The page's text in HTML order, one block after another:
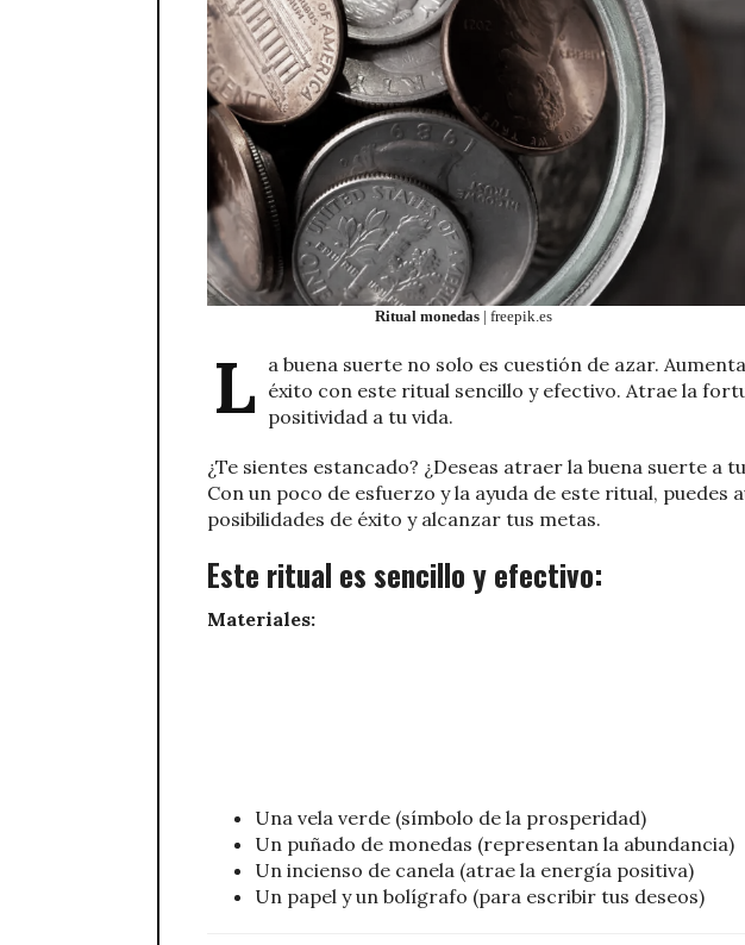
Ritual monedas | freepik.es
L a buena suerte no solo es cuestión de azar.
éxito con este ritual sencillo y efectivo. Atrae la
positividad a tu vida.
¿Te sientes estancado? ¿Deseas atraer la buena suerte a
Con un poco de esfuerzo y la ayuda de este ritual, puedes
posibilidades de éxito y alcanzar tus metas.
Este ritual es sencillo y efectivo:
Materiales:
Una vela verde (símbolo de la prosperidad)
Un puñado de monedas (representan la abundancia)
Un incienso de canela (atrae la energía positiva)
Un papel y un bolígrafo (para escribir tus deseos)